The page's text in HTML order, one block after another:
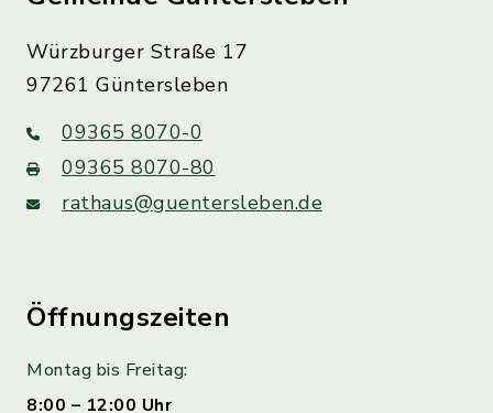
Würzburger Straße 17
97261 Güntersleben
09365 8070-0
09365 8070-80
rathaus@guentersleben.de
Öffnungszeiten
Montag bis Freitag:
8:00 – 12:00 Uhr